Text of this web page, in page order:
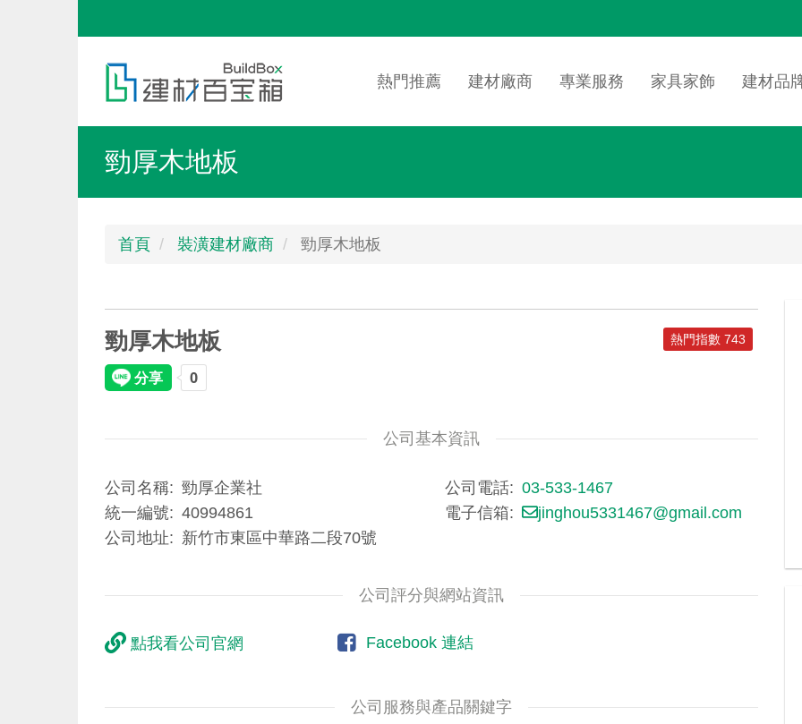
menu
navigation
熱門推薦 建材廠商 專業服務 家具家飾 建材品
勁厚木地板
首頁 裝潢建材廠商 勁厚木地板
勁厚木地板 熱門指數 743
公司基本資訊
公司名稱
勁厚企業社
統一編號
40994861
公司地址
新竹市東區中華路二段70號
公司電話
03-533-1467
電子信箱
jinghou5331467@gmail.com
公司評分與網站資訊
點我看公司官網 Facebook 連結
公司服務與產品關鍵字